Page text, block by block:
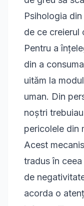
Psihologia
de ce creierul
Pentru a
din a
uităm la
uman. Din
noștri
pericolele din
Acest
tradus în
de
acorda o